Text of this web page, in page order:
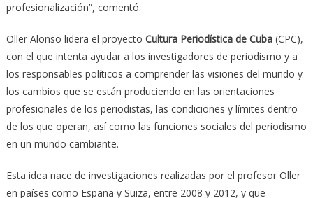
profesionalización”, comentó.
Oller Alonso lidera el proyecto Cultura Periodística de Cuba(CPC),
con el que intenta ayudar a los investigadores de periodismo y a
los responsables políticos a comprender las visiones del mundo y
los cambios que se están produciendo en las orientaciones
profesionales de los periodistas, las condiciones y límites dentro
de los que operan, así como las funciones sociales del periodismo
en un mundo cambiante.
Esta idea nace de investigaciones realizadas por el profesor Oller
en países como España y Suiza, entre 2008 y 2012, y que